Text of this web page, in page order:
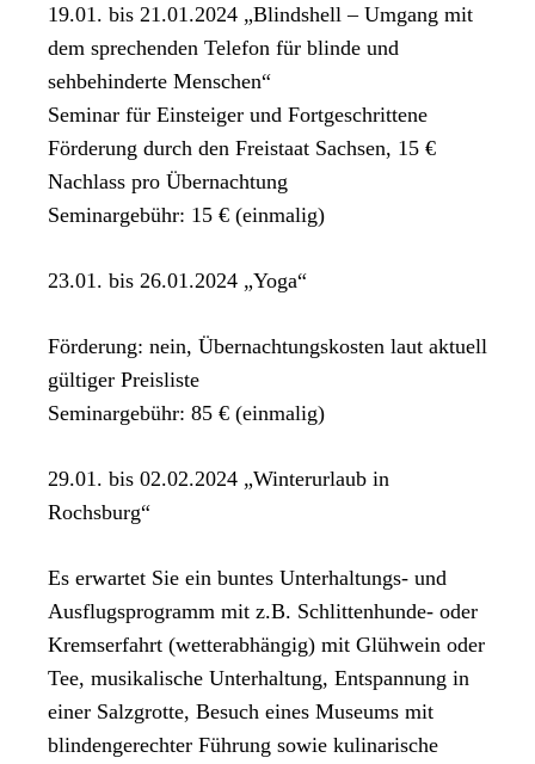
19.01. bis 21.01.2024 „Blindshell – Umgang mit
dem sprechenden Telefon für blinde und
sehbehinderte Menschen“
Seminar für Einsteiger und Fortgeschrittene
Förderung durch den Freistaat Sachsen, 15 €
Nachlass pro Übernachtung
Seminargebühr: 15 € (einmalig)
23.01. bis 26.01.2024 „Yoga“
Förderung: nein, Übernachtungskosten laut aktuell
gültiger Preisliste
Seminargebühr: 85 € (einmalig)
29.01. bis 02.02.2024 „Winterurlaub in
Rochsburg“
Es erwartet Sie ein buntes Unterhaltungs- und
Ausflugsprogramm mit z.B. Schlittenhunde- oder
Kremserfahrt (wetterabhängig) mit Glühwein oder
Tee, musikalische Unterhaltung, Entspannung in
einer Salzgrotte, Besuch eines Museums mit
blindengerechter Führung sowie kulinarische